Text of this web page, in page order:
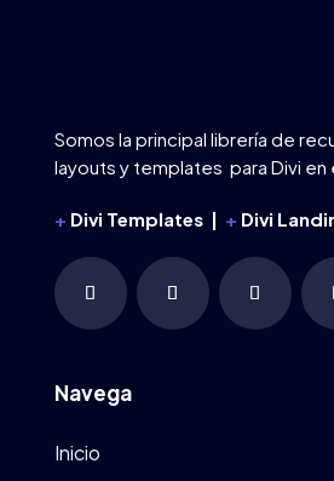
Somos la principal librería de
layouts y templates para Divi en
+ Divi Templates | + Divi
Navega
Inicio